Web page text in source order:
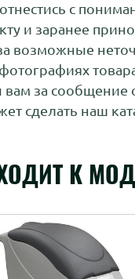
с
и заранее
возможные
вам за сообщение
сделать наш
К